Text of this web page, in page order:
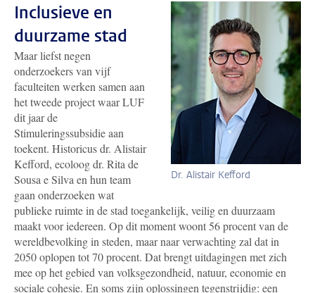
Dr. Alistair Kefford
Inclusieve en
duurzame stad
Maar liefst negen
onderzoekers van vijf
faculteiten werken samen aan
het tweede project waar LUF
dit jaar de
Stimuleringssubsidie aan
toekent. Historicus dr. Alistair
Kefford, ecoloog dr. Rita de
Sousa e Silva en hun team
gaan onderzoeken wat
publieke ruimte in de stad toegankelijk, veilig en duurzaam
maakt voor iedereen. Op dit moment woont 56 procent van de
wereldbevolking in steden, maar naar verwachting zal dat in
2050 oplopen tot 70 procent. Dat brengt uitdagingen met zich
mee op het gebied van volksgezondheid, natuur, economie en
sociale cohesie. En soms zijn oplossingen tegenstrijdig: een